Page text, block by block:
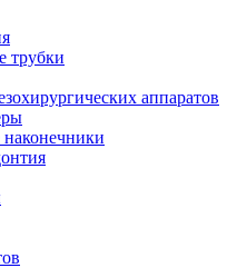
трубки
аппаратов